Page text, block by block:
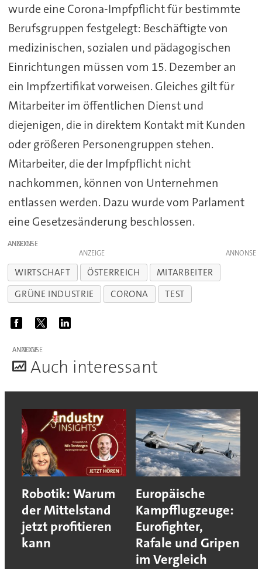
wurde eine Corona-Impfpflicht für bestimmte
Berufsgruppen festgelegt: Beschäftigte von
medizinischen, sozialen und pädagogischen
Einrichtungen müssen vom 15. Dezember an
ein Impfzertifikat vorweisen. Gleiches gilt für
Mitarbeiter im öffentlichen Dienst und
diejenigen, die in direktem Kontakt mit Kunden
oder größeren Personengruppen stehen.
Mitarbeiter, die der Impfpflicht nicht
nachkommen, können von Unternehmen
entlassen werden. Dazu wurde vom Parlament
eine Gesetzesänderung beschlossen.
ANZEIGE
ANZEIGE
WIRTSCHAFT ÖSTERREICH
MITARBEITER
GRÜNE INDUSTRIE
CORONA TEST
ANZEIGE
Auch interessant
Robotik: Warum
der Mittelstand
jetzt profitieren
kann
Europäische
Kampfflugzeuge:
Eurofighter,
Rafale und Gripen
im Vergleich